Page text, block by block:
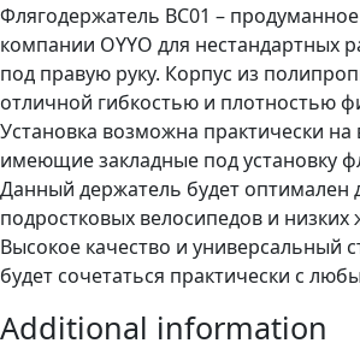
Флягодержатель BC01 –
компании OYYO для нестандартных
под правую руку. Корпус из
отличной гибкостью и плотностью
Установка возможна практически на
имеющие закладные под установку
Данный держатель будет оптимален
подростковых велосипедов и низких
Высокое качество и универсальный
будет сочетаться практически с
Additional information